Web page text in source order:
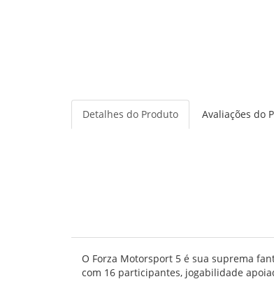
Detalhes do Produto Avaliações do
O Forza Motorsport 5 é sua suprema
com 16 participantes, jogabilidade